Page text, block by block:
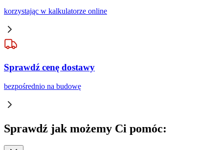
korzystając w kalkulatorze online
Sprawdź cenę dostawy
bezpośrednio na budowę
Sprawdź jak możemy Ci pomóc: